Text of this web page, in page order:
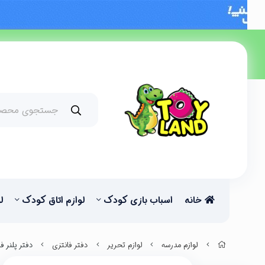
خانه اسباب بازی کودک لوازم اتاق کودک
لوازم مدرسه لوازم تحریر دفتر فانتزی دفتر پلنر